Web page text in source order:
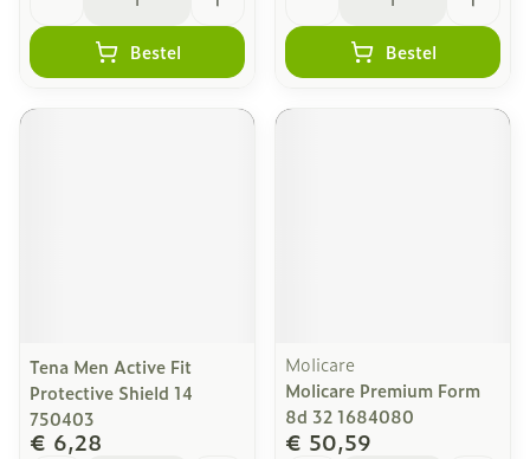
Bestel Bestel
Tena Men Active Fit
Protective Shield 14
750403
€ 6,28
Molicare
Molicare Premium Form
8d 32 1684080
€ 50,59